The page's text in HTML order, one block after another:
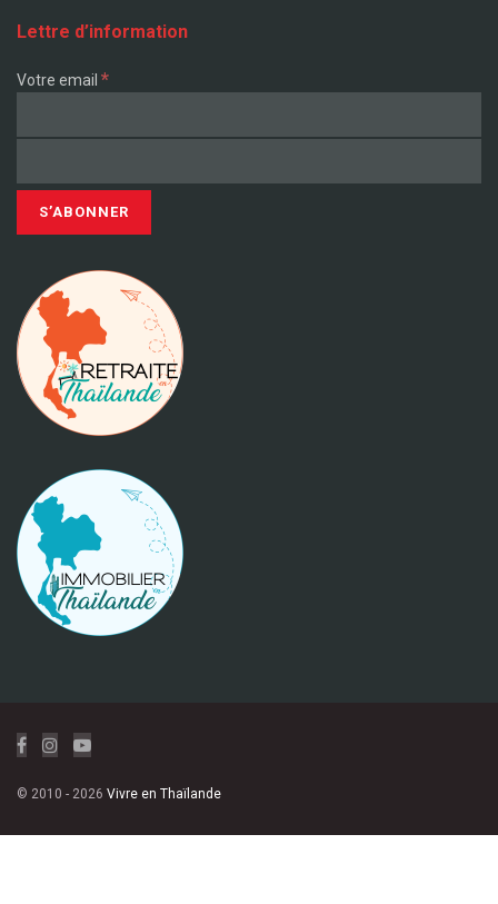
Lettre d’information
Votre email *
© 2010 - 2026 Vivre en Thaïlande